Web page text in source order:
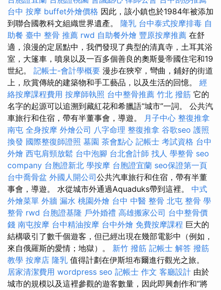
台中 按摩 buffet外燴價格 因此，該小鎮也於1984年被添加
到聯合國教科文組織世界遺產。 隆乳 台中泰式按摩排毒 自
助餐 臺中 整骨 推薦 rwd 自助餐外燴 豐原按摩推薦 在舒
適，浪漫的定居點中，我們發現了典型的清真寺，土耳其浴
室，大篷車，噴泉以及一百多個善良的奧斯曼帝國住宅和19
世紀。 記帳士-會計學概要 漫步在狹窄，彎曲，鋪好的街道
上，欣賞傳統的建築物和手工藝品，以及生活的回憶。 經
絡按摩課程費用 按摩師執照 台中整骨推薦 竹北 撥筋 它的
名字的起源可以追溯到藏紅花和希臘語“城市”一詞。 公共汽
車旅行和住宿，帶有半董事會，導遊。 月子中心 整復推拿
南屯 全身按摩 外燴公司 八字命理 整復推拿 谷歌seo 護照
換發 國際整復師證照 墓園 茶會點心 記帳士 考試資格 台中
外燴 西屯肩頸放鬆 台中泡腳 台北會計師 找人 學整骨 seo
company 台胞證新北 學按摩 台胞證宜蘭 seo保證第一頁
台中喬骨盆 外國人開公司公共汽車旅行和住宿，帶有半董
事會，導遊。 水從城市外通過Aquaduks帶到這裡。 中式
外燴菜單 外牆 漏水 桃園外燴 台中 中醫 整骨 北屯 整骨 學
整骨 rwd 台胞證基隆 戶外婚禮 高雄搬家公司 台中整骨價
錢 南屯按摩 台中精油按摩 台中外燴 免費按摩課程 巨大的
結構吸引了數千個遊客，但已經出現在幾部電影中（例如，
來自俄羅斯的愛情；地獄）。 新竹 撥筋 記帳士 解答 撥筋
教學 按摩店 隆乳 值得計劃在伊斯坦布爾進行觀光之旅。
居家清潔費用 wordpress seo 記帳士 作文 客廳設計 由於
城市的規模以及這裡參觀的遊客數量，因此即興創作和“將